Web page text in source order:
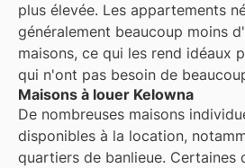
plus élevée. Les appartements
généralement beaucoup moins
maisons, ce qui les rend idéaux
qui n'ont pas besoin de
Maisons à louer Kelowna
De nombreuses maisons
disponibles à la location,
quartiers de banlieue. Certaines